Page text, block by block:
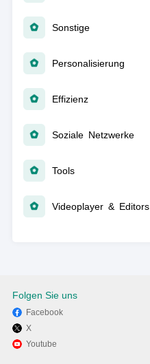
Sonstige
Personalisierung
Effizienz
Soziale Netzwerke
Tools
Videoplayer & Editors
Folgen Sie uns
Facebook
X
Youtube